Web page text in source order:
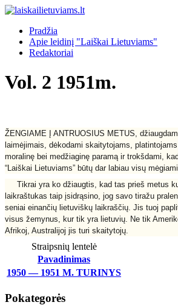
Pradžia
Apie leidinį "Laiškai Lietuviams"
Redaktoriai
Vol. 2 1951m.
ŽENGIAME Į ANTRUOSIUS METUS,
laimėjimais, dėkodami skaitytojams,
moralinę bei medžiaginę paramą ir trokšdami,
“Laiškai Lietuviams” būtų dar labiau visų mėgiami.
Tikrai yra ko džiaugtis, kad tas prieš metus
laikraštukas taip įsidrąsino, jog savo tiražu
seniai einančių lietuviškų laikraščių. Jis tuoj
visus žemynus, kur tik yra lietuvių. Ne tik
Afrikoj, Australijoj jis turi skaitytojų.
Straipsnių lentelė
Pavadinimas
1950 — 1951 M. TURINYS
Pokategorės